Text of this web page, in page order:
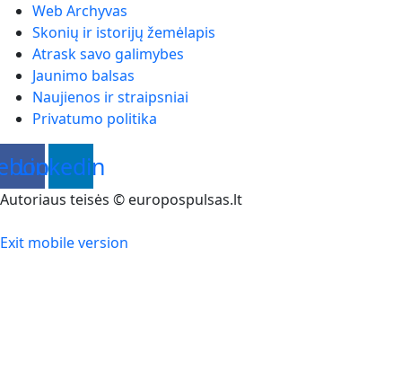
Web Archyvas
Skonių ir istorijų žemėlapis
Atrask savo galimybes
Jaunimo balsas
Naujienos ir straipsniai
Privatumo politika
Linkedin
Autoriaus teisės © europospulsas.lt
Exit mobile version